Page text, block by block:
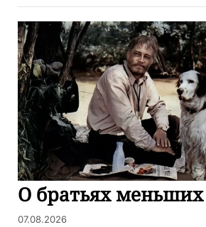
О братьях меньших
07.08.2026